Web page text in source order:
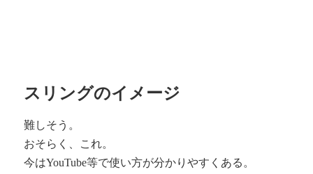
スリングのイメージ
難しそう。
おそらく、これ。
今はYouTube等で使い方が分かりやすくある。